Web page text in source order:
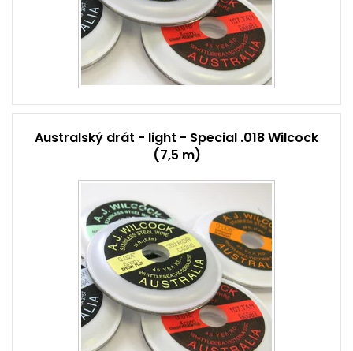
Australský drát - light - Special .018 Wilcock
(7,5 m)